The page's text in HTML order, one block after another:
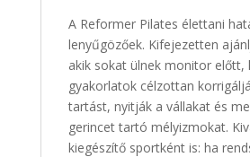
A Reformer Pilates élettani
lenyűgözőek. Kifejezetten
akik sokat ülnek monitor előtt,
gyakorlatok célzottan
tartást, nyitják a vállakat és
gerincet tartó mélyizmokat.
kiegészítő sportként is: ha